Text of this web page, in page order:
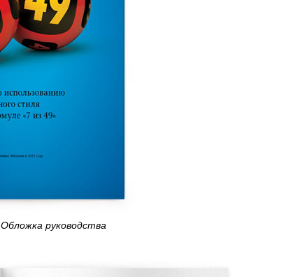
Обложка руководства